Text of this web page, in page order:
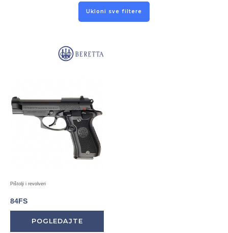
Ukloni sve filtere
Pištolji i revolveri
84FS
POGLEDAJTE